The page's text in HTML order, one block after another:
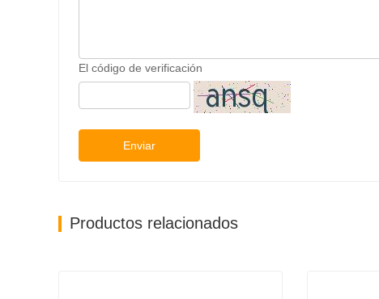
El código de verificación
Enviar
Productos relacionados